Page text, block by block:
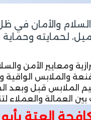
والأمان في
لحمايته
ومعايير الأمن
والملابس الواقية
الملابس قبل وبعد
العمالة والعملاء
العتة